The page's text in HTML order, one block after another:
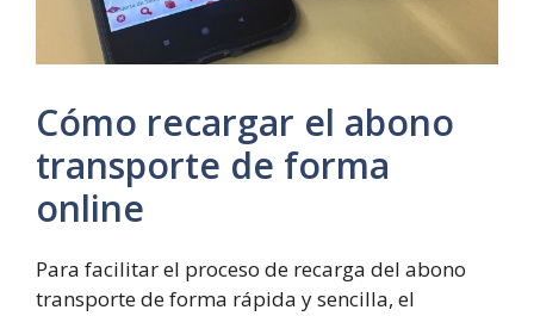
Cómo recargar el abono
transporte de forma
online
Para facilitar el proceso de recarga del abono
transporte de forma rápida y sencilla, el